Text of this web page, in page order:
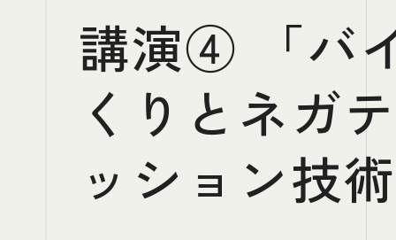
講演④ 「バ
くりとネガ
ッション技